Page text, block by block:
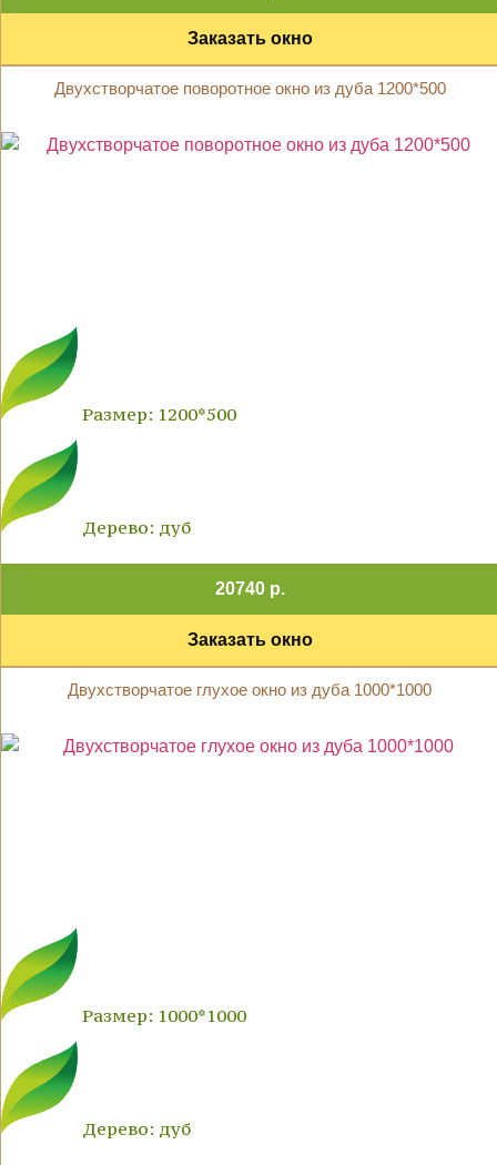
Заказать окно
Двухстворчатое поворотное окно из дуба 1200*500
Размер: 1200*500
Дерево: дуб
20740 р.
Заказать окно
Двухстворчатое глухое окно из дуба 1000*1000
Размер: 1000*1000
Дерево: дуб